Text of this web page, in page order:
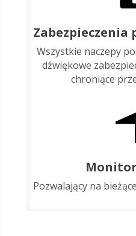
Zabezpieczenia
Wszystkie naczepy
dźwiękowe
chroniące
Pozwalający na